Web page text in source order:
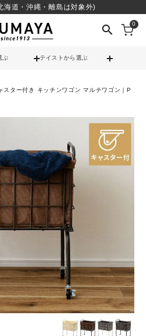
海道・沖縄・離島は対象外)
search 0
ぶ テイストから選ぶ
日出荷
search
スター付き キッチンワゴン マルチワゴン｜P